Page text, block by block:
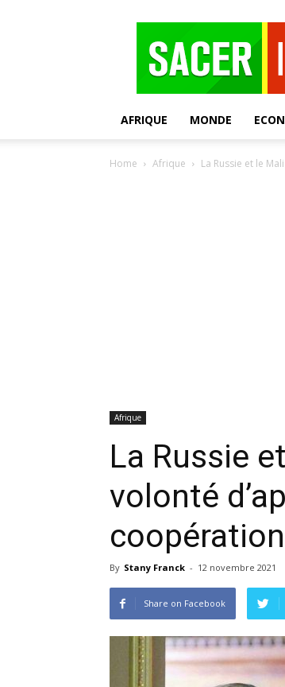
AFRIQUE MONDE
Home Afrique La Russie et le
Afrique
La Russie
volonté
By Stany Franck - 12 novembre 2021
Share on Facebook